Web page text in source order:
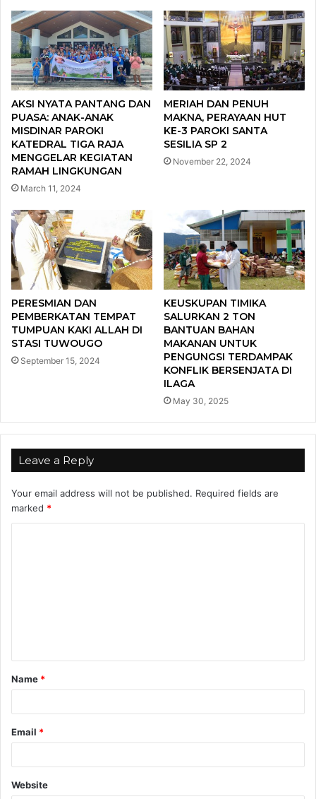
AKSI NYATA PANTANG DAN
PUASA: ANAK-ANAK
MISDINAR PAROKI
KATEDRAL TIGA RAJA
MENGGELAR KEGIATAN
RAMAH LINGKUNGAN
March 11, 2024
MERIAH DAN PENUH
MAKNA, PERAYAAN HUT
KE-3 PAROKI SANTA
SESILIA SP 2
November 22, 2024
PERESMIAN DAN
PEMBERKATAN TEMPAT
TUMPUAN KAKI ALLAH DI
STASI TUWOUGO
September 15, 2024
KEUSKUPAN TIMIKA
SALURKAN 2 TON
BANTUAN BAHAN
MAKANAN UNTUK
PENGUNGSI TERDAMPAK
KONFLIK BERSENJATA DI
ILAGA
May 30, 2025
Leave a Reply
Your email address will not be published. Required fields are
marked *
t
*
Name *
Email *
Website